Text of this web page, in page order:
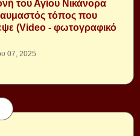
του Αγίου Νικάνορα
τόπος που
(Video - φωτογραφικό
07, 2025